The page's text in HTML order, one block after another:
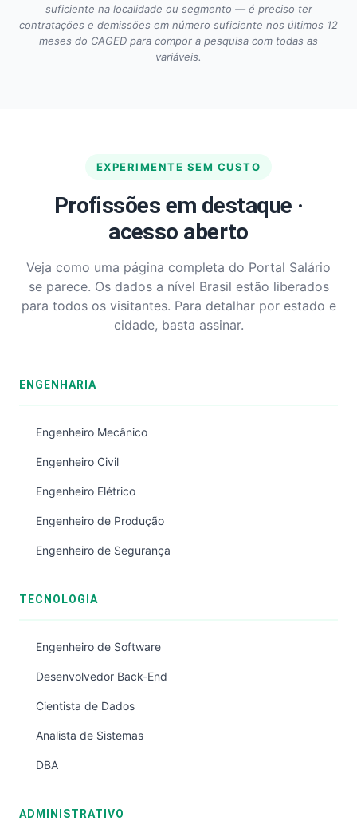
suficiente na localidade ou segmento — é preciso ter
contratações e demissões em número suficiente nos últimos 12
meses do CAGED para compor a pesquisa com todas as
variáveis.
EXPERIMENTE SEM CUSTO
Profissões em destaque ·
acesso aberto
Veja como uma página completa do Portal Salário
se parece. Os dados a nível Brasil estão liberados
para todos os visitantes. Para detalhar por estado e
cidade, basta assinar.
ENGENHARIA
Engenheiro Mecânico
Engenheiro Civil
Engenheiro Elétrico
Engenheiro de Produção
Engenheiro de Segurança
TECNOLOGIA
Engenheiro de Software
Desenvolvedor Back-End
Cientista de Dados
Analista de Sistemas
DBA
ADMINISTRATIVO